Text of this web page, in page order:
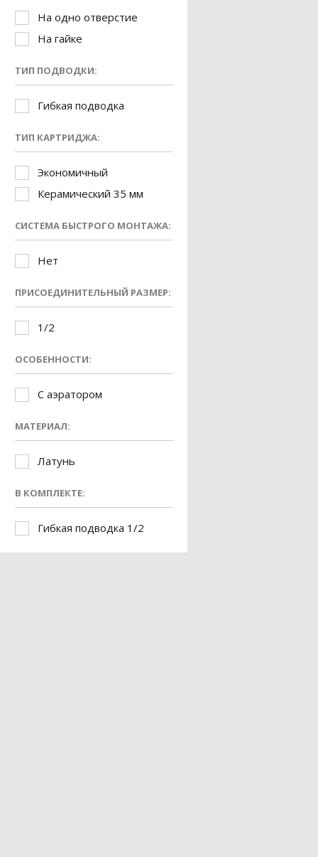
На одно отверстие
На гайке
ТИП ПОДВОДКИ:
Гибкая подводка
ТИП КАРТРИДЖА:
Экономичный
Керамический 35 мм
СИСТЕМА БЫСТРОГО МОНТАЖА:
Нет
ПРИСОЕДИНИТЕЛЬНЫЙ РАЗМЕР:
1/2
ОСОБЕННОСТИ:
С аэратором
МАТЕРИАЛ:
Латунь
В КОМПЛЕКТЕ:
Гибкая подводка 1/2